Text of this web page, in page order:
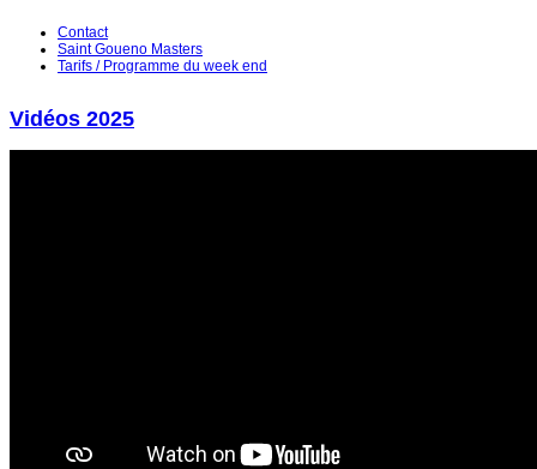
Contact
Saint Goueno Masters
Tarifs / Programme du week end
Vidéos 2025